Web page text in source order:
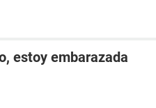
estoy embarazada